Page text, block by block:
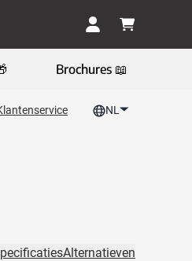
Brochures 📖
NL
Alternatieven